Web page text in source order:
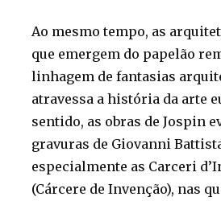
Ao mesmo tempo, as
que emergem do papelão
linhagem de fantasias
atravessa a história da arte
sentido, as obras de Jospin
gravuras de Giovanni
especialmente as Carceri
(Cárcere de Invenção), nas